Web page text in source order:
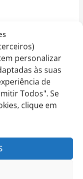
personalizar
às suas
de
Todos". Se
clique em